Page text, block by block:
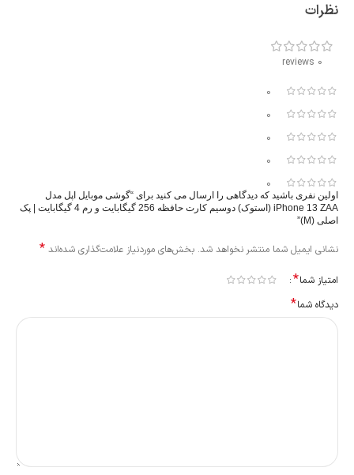
نظرات
0 reviews
0
0
0
0
0
اولین نفری باشید که دیدگاهی را ارسال می کنید برای “گوشی موبایل اپل مدل
iPhone 13 ZAA (استوک) دوسیم کارت حافظه 256 گیگابایت و رم 4 گیگابایت | پک
اصلی (M)”
نشانی ایمیل شما منتشر نخواهد شد. بخش‌های موردنیاز علامت‌گذاری شده‌اند *
امتیاز شما*
دیدگاه شما*